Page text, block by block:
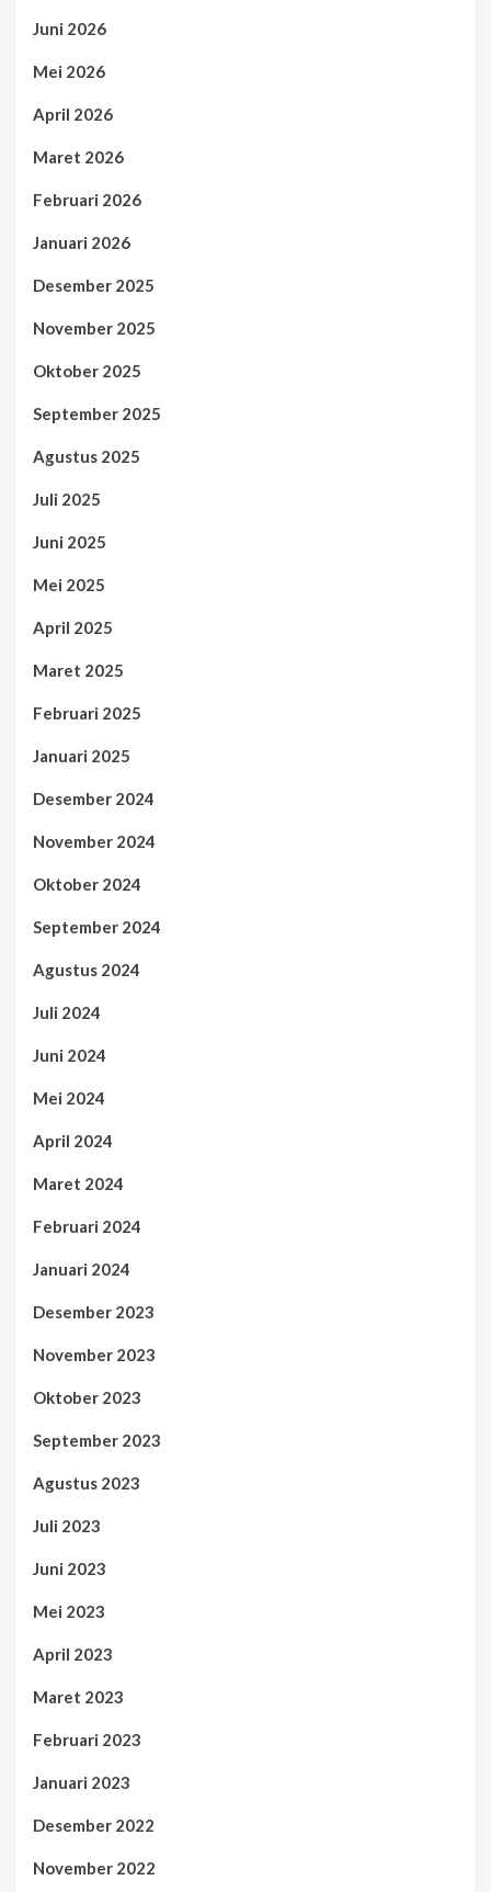
Juni 2026
Mei 2026
April 2026
Maret 2026
Februari 2026
Januari 2026
Desember 2025
November 2025
Oktober 2025
September 2025
Agustus 2025
Juli 2025
Juni 2025
Mei 2025
April 2025
Maret 2025
Februari 2025
Januari 2025
Desember 2024
November 2024
Oktober 2024
September 2024
Agustus 2024
Juli 2024
Juni 2024
Mei 2024
April 2024
Maret 2024
Februari 2024
Januari 2024
Desember 2023
November 2023
Oktober 2023
September 2023
Agustus 2023
Juli 2023
Juni 2023
Mei 2023
April 2023
Maret 2023
Februari 2023
Januari 2023
Desember 2022
November 2022